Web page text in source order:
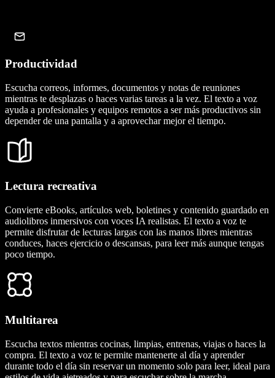
Productividad
Escucha correos, informes, documentos y notas de reuniones
mientras te desplazas o haces varias tareas a la vez. El texto a voz
ayuda a profesionales y equipos remotos a ser más productivos sin
depender de una pantalla y a aprovechar mejor el tiempo.
Lectura recreativa
Convierte eBooks, artículos web, boletines y contenido guardado en
audiolibros inmersivos con voces IA realistas. El texto a voz te
permite disfrutar de lecturas largas con las manos libres mientras
conduces, haces ejercicio o descansas, para leer más aunque tengas
poco tiempo.
Multitarea
Escucha textos mientras cocinas, limpias, entrenas, viajas o haces la
compra. El texto a voz te permite mantenerte al día y aprender
durante todo el día sin reservar un momento solo para leer, ideal para